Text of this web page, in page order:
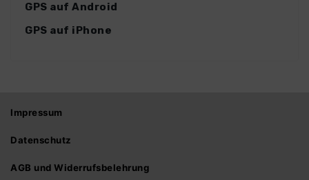
GPS auf Android
GPS auf iPhone
Impressum
Datenschutz
AGB und Widerrufsbelehrung